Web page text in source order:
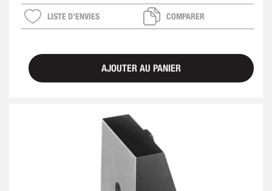
LISTE D’ENVIES COMPARER
AJOUTER AU PANIER